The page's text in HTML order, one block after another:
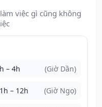
việc gì cũng không
– 4h (Giờ Dần)
– 12h (Giờ Ngọ)